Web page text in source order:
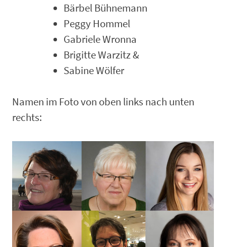
Bärbel Bühnemann
Peggy Hommel
Gabriele Wronna
Brigitte Warzitz &
Sabine Wölfer
Namen im Foto von oben links nach unten
rechts: